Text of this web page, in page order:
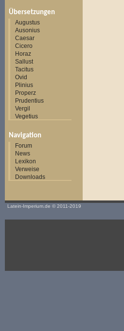
Übersetzungen
Augustus
Ausonius
Caesar
Cicero
Horaz
Sallust
Tacitus
Ovid
Plinius
Properz
Prudentius
Vergil
Vegetius
Navigation
Forum
News
Lexikon
Verweise
Downloads
Latein-Imperium.de © 2011-2019